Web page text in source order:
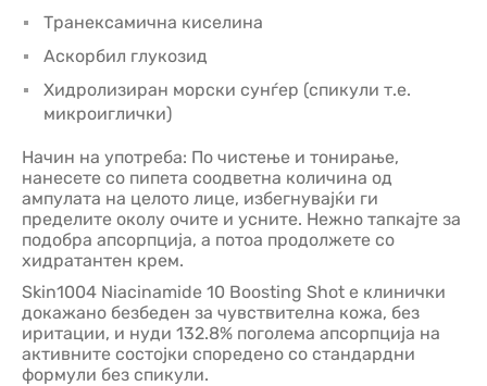
Транексамична киселина
Аскорбил глукозид
Хидролизиран морски сунѓер (спикули т.е.
микроиглички)
Начин на употреба: По чистење и тонирање,
нанесете со пипета соодветна количина од
ампулата на целото лице, избегнувајќи ги
пределите околу очите и усните. Нежно тапкајте за
подобра апсорпција, а потоа продолжете со
хидратантен крем.
Skin1004 Niacinamide 10 Boosting Shot е клинички
докажано безбеден за чувствителна кожа, без
иритации, и нуди 132.8% поголема апсорпција на
активните состојки споредено со стандардни
формули без спикули.